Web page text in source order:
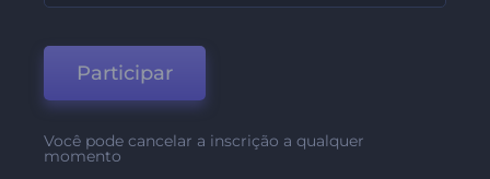
Participar
Você pode cancelar a inscrição a qualquer
momento